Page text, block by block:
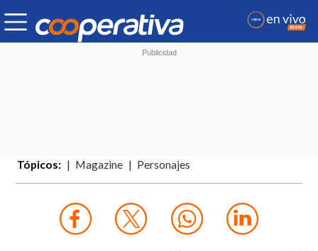
Tópicos: Magazine Personajes